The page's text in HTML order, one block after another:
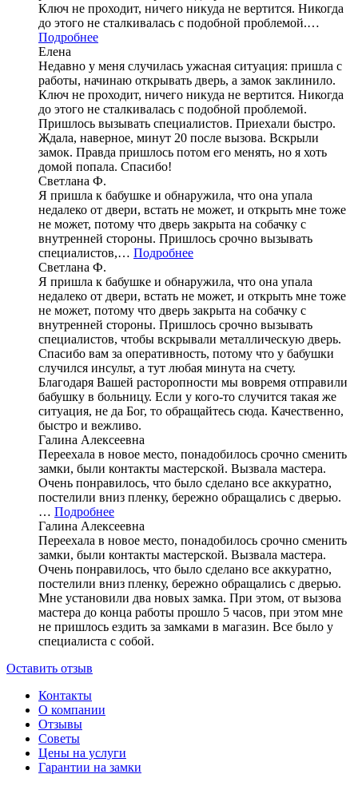
Ключ не проходит, ничего никуда не вертится. Никогда
до этого не сталкивалась с подобной проблемой.…
Подробнее
Елена
Недавно у меня случилась ужасная ситуация: пришла с
работы, начинаю открывать дверь, а замок заклинило.
Ключ не проходит, ничего никуда не вертится. Никогда
до этого не сталкивалась с подобной проблемой.
Пришлось вызывать специалистов. Приехали быстро.
Ждала, наверное, минут 20 после вызова. Вскрыли
замок. Правда пришлось потом его менять, но я хоть
домой попала. Спасибо!
Светлана Ф.
Я пришла к бабушке и обнаружила, что она упала
недалеко от двери, встать не может, и открыть мне тоже
не может, потому что дверь закрыта на собачку с
внутренней стороны. Пришлось срочно вызывать
специалистов,… Подробнее
Светлана Ф.
Я пришла к бабушке и обнаружила, что она упала
недалеко от двери, встать не может, и открыть мне тоже
не может, потому что дверь закрыта на собачку с
внутренней стороны. Пришлось срочно вызывать
специалистов, чтобы вскрывали металлическую дверь.
Спасибо вам за оперативность, потому что у бабушки
случился инсульт, а тут любая минута на счету.
Благодаря Вашей расторопности мы вовремя отправили
бабушку в больницу. Если у кого-то случится такая же
ситуация, не да Бог, то обращайтесь сюда. Качественно,
быстро и вежливо.
Галина Алексеевна
Переехала в новое место, понадобилось срочно сменить
замки, были контакты мастерской. Вызвала мастера.
Очень понравилось, что было сделано все аккуратно,
постелили вниз пленку, бережно обращались с дверью.
… Подробнее
Галина Алексеевна
Переехала в новое место, понадобилось срочно сменить
замки, были контакты мастерской. Вызвала мастера.
Очень понравилось, что было сделано все аккуратно,
постелили вниз пленку, бережно обращались с дверью.
Мне установили два новых замка. При этом, от вызова
мастера до конца работы прошло 5 часов, при этом мне
не пришлось ездить за замками в магазин. Все было у
специалиста с собой.
Оставить отзыв
Контакты
О компании
Отзывы
Советы
Цены на услуги
Гарантии на замки